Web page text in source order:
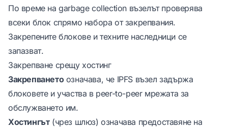
По време на garbage collection възелът проверява
всеки блок спрямо набора от закрепвания.
Закрепените блокове и техните наследници се
запазват.
Закрепване срещу хостинг
Закрепванетоозначава, че IPFS възел задържа
блоковете и участва в peer-to-peer мрежата за
обслужването им.
Хостингът(чрез шлюз) означава предоставяне на